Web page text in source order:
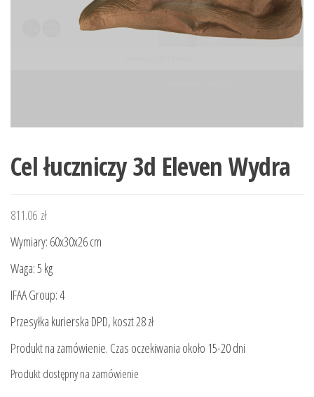
Cel łuczniczy 3d Eleven Wydra
811.06 zł
Wymiary: 60x30x26 cm
Waga: 5 kg
IFAA Group: 4
Przesyłka kurierska DPD, koszt 28 zł
Produkt na zamówienie. Czas oczekiwania około 15-20 dni
Produkt dostępny na zamówienie